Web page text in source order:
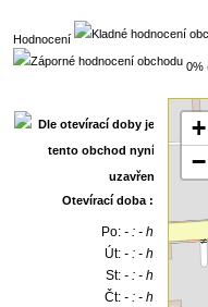
Hodnocení
0%
Otevírací doba :
Po:- : - h
Út:- : - h
St:- : - h
Čt:- : - h
+
−